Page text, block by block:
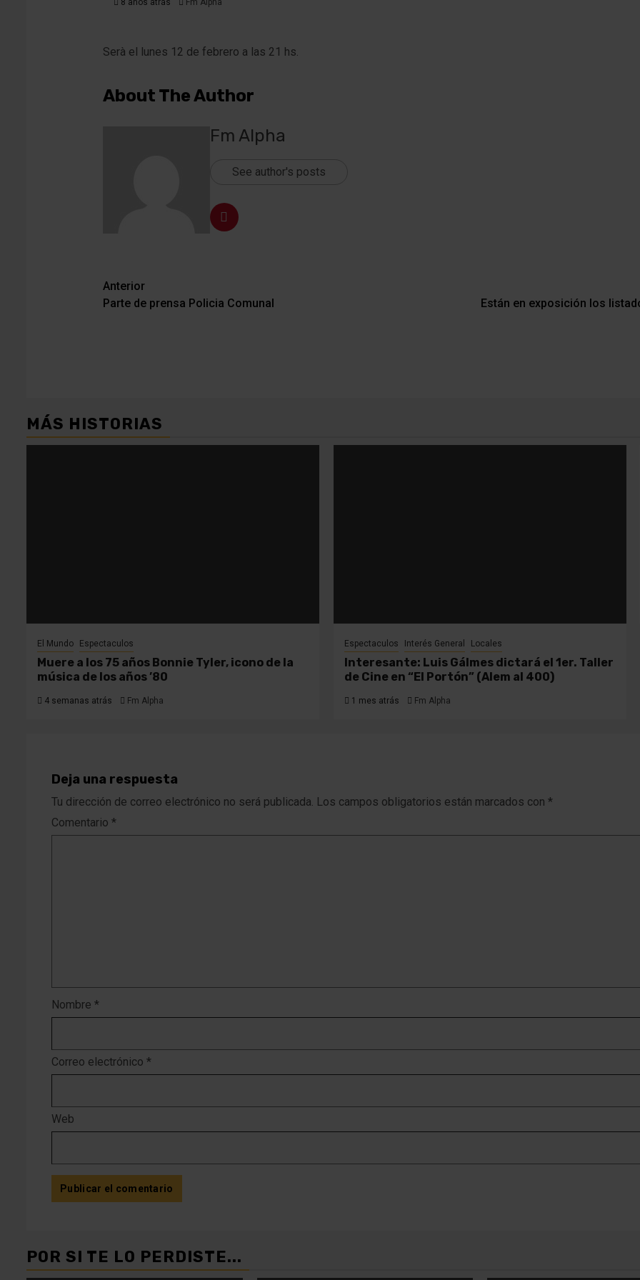
8 años atrás Fm Alpha
Serà el lunes 12 de febrero a las 21 hs.
About The Author
Fm Alpha
See author's posts
Navegación
de
Anterior
Parte de prensa Policia Comunal
Están en exposición los
MÁS HISTORIAS
El Mundo Espectaculos
Muere a los 75 años Bonnie Tyler, icono de la
música de los años ’80
4 semanas atrás Fm Alpha
Espectaculos Interés General Locales
Interesante: Luis Gálmes dictará el 1er. Taller
de Cine en “El Portón” (Alem al 400)
1 mes atrás Fm Alpha
Deja una respuesta
Tu dirección de correo electrónico no será publicada. Los campos obligatorios están marcados con *
Comentario *
Nombre *
Correo electrónico *
Web
POR SI TE LO PERDISTE...